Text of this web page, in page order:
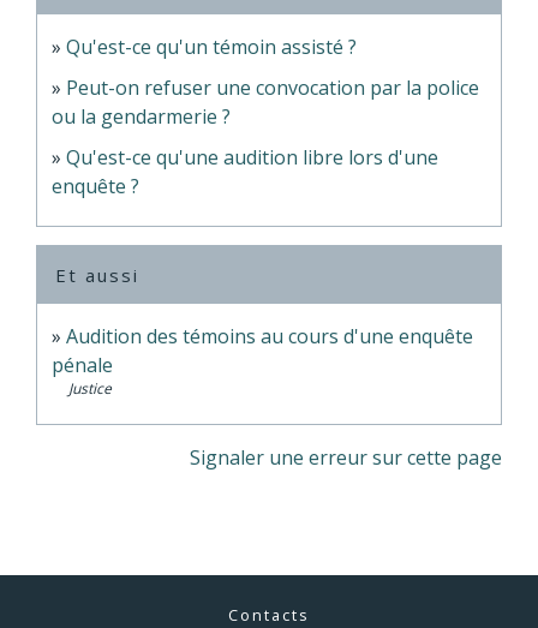
Qu'est-ce qu'un témoin assisté ?
Peut-on refuser une convocation par la police
ou la gendarmerie ?
Qu'est-ce qu'une audition libre lors d'une
enquête ?
Et aussi
Audition des témoins au cours d'une enquête
pénale
Justice
Signaler une erreur sur cette page
Contacts